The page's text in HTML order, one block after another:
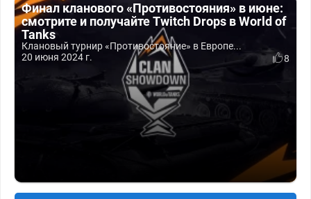
Финал кланового «Противостояния» в июне:
смотрите и получайте Twitch Drops в World of
Tanks
Клановый турнир «Противостояние» в Европе...
20 июня 2024 г.
8